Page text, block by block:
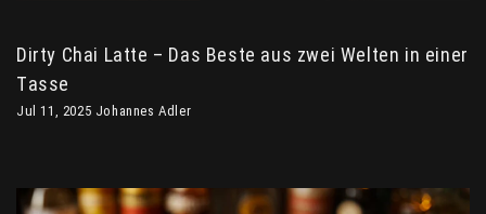
Dirty Chai Latte – Das Beste aus zwei Welten in einer
Tasse
Jul 11, 2025 Johannes Adler